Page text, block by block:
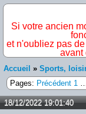
Si votre ancien
et n'oubliez pas
avant
Accueil » Sports,
Pages: Précédent 1
18/12/2022 19:01:40